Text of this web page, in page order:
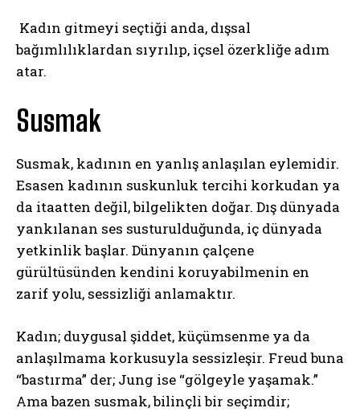
Kadın gitmeyi seçtiği anda, dışsal
bağımlılıklardan sıyrılıp, içsel özerkliğe adım
atar.
Susmak
Susmak, kadının en yanlış anlaşılan eylemidir.
Esasen kadının suskunluk tercihi korkudan ya
da itaatten değil, bilgelikten doğar. Dış dünyada
yankılanan ses susturulduğunda, iç dünyada
yetkinlik başlar. Dünyanın çalçene
gürültüsünden kendini koruyabilmenin en
zarif yolu, sessizliği anlamaktır.
Kadın; duygusal şiddet, küçümsenme ya da
anlaşılmama korkusuyla sessizleşir. Freud buna
“bastırma” der; Jung ise “gölgeyle yaşamak.”
Ama bazen susmak, bilinçli bir seçimdir;